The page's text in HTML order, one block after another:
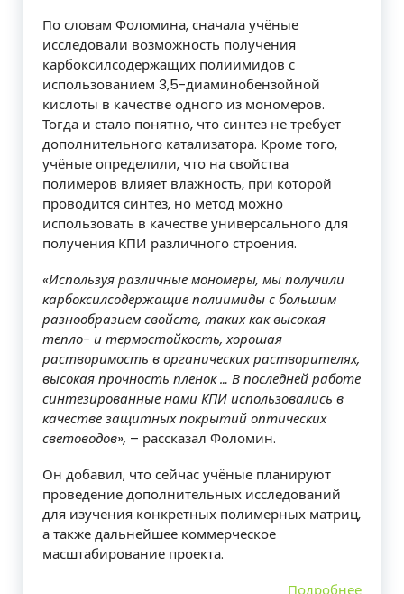
По словам Фоломина, сначала учёные
исследовали возможность получения
карбоксилсодержащих полиимидов с
использованием 3,5-диаминобензойной
кислоты в качестве одного из мономеров.
Тогда и стало понятно, что синтез не требует
дополнительного катализатора. Кроме того,
учёные определили, что на свойства
полимеров влияет влажность, при которой
проводится синтез, но метод можно
использовать в качестве универсального для
получения КПИ различного строения.
«Используя различные мономеры, мы получили
карбоксилсодержащие полиимиды с большим
разнообразием свойств, таких как высокая
тепло- и термостойкость, хорошая
растворимость в органических растворителях,
высокая прочность пленок … В последней работе
синтезированные нами КПИ использовались в
качестве защитных покрытий оптических
световодов», – рассказал Фоломин.
Он добавил, что сейчас учёные планируют
проведение дополнительных исследований
для изучения конкретных полимерных матриц,
а также дальнейшее коммерческое
масштабирование проекта.
Подробнее